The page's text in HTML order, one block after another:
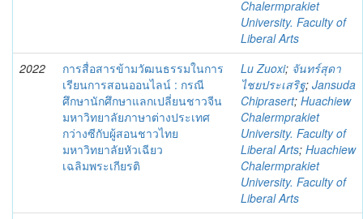
Chalermprakiet
University. Faculty of
Liberal Arts
2022
การสื่อสารข้ามวัฒนธรรมในการ
เรียนการสอนออนไลน์ : กรณี
ศึกษานักศึกษาแลกเปลี่ยนชาวจีน
มหาวิทยาลัยภาษาต่างประเทศ
กว่างซีกับผู้สอนชาวไทย
มหาวิทยาลัยหัวเฉียว
เฉลิมพระเกียรติ
Lu Zuoxi; จันทร์สุดา
ไชยประเสริฐ; Jansuda
Chiprasert; Huachiew
Chalermprakiet
University. Faculty of
Liberal Arts; Huachiew
Chalermprakiet
University. Faculty of
Liberal Arts